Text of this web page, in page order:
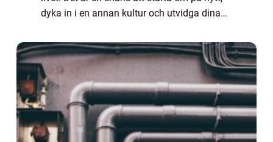
dyka in i en annan kultur och utvidga dina
ocks&ari...